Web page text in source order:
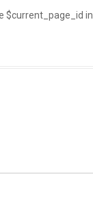
$current_page_id in